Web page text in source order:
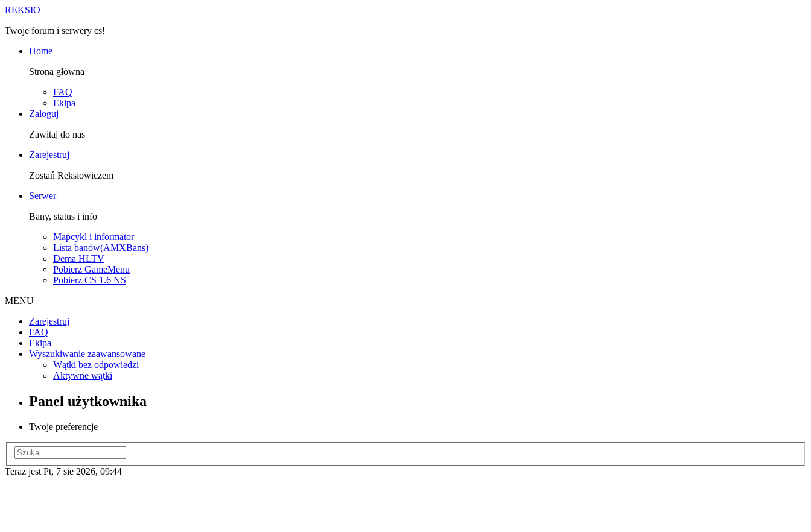
REKSIO
Twoje forum i serwery cs!
Home
Strona główna
FAQ
Ekipa
Zaloguj
Zawitaj do nas
Zarejestruj
Zostań Reksiowiczem
Serwer
Bany, status i info
Mapcykl i informator
Lista banów(AMXBans)
Dema HLTV
Pobierz GameMenu
Pobierz CS 1.6 NS
MENU
Zarejestruj
FAQ
Ekipa
Wyszukiwanie zaawansowane
Wątki bez odpowiedzi
Aktywne wątki
Panel użytkownika
Twoje preferencje
Teraz jest Pt, 7 sie 2026, 09:44